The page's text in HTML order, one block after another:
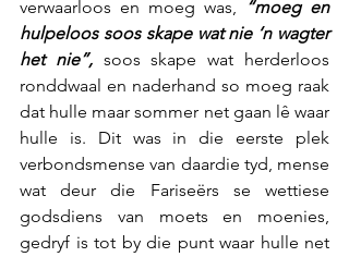
verwaarloos en moeg was,
“moeg en
hulpeloos soos skape wat nie ‘n wagter
het nie”, soos skape wat herderloos
ronddwaal en naderhand so moeg raak
dat hulle maar sommer net gaan lê waar
hulle is. Dit was in die eerste plek
verbondsmense van daardie tyd, mense
wat deur die Fariseërs se wettiese
godsdiens van moets en moenies,
gedryf is tot by die punt waar hulle net